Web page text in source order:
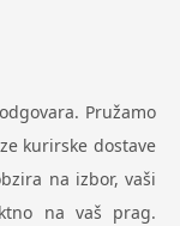
Pružamo
kurirske dostave
na izbor, vaši
na vaš prag.